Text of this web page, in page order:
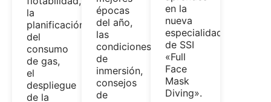
la
planificación
del
consumo
de gas,
el
despliegue
de la
épocas
del año,
las
condiciones
de
inmersión,
consejos
de
en la
nueva
especialidad
de SSI
«Full
Face
Mask
Diving».